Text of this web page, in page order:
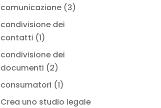
comunicazione (3)
condivisione dei
contatti (1)
condivisione dei
documenti (2)
consumatori (1)
Crea uno studio legale